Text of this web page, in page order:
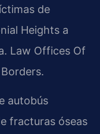
de
Heights a
Law Offices Of
autobús
fracturas óseas